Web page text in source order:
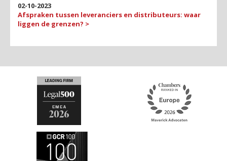
02-10-2023
Afspraken tussen leveranciers en distributeurs: waar
liggen de grenzen? >